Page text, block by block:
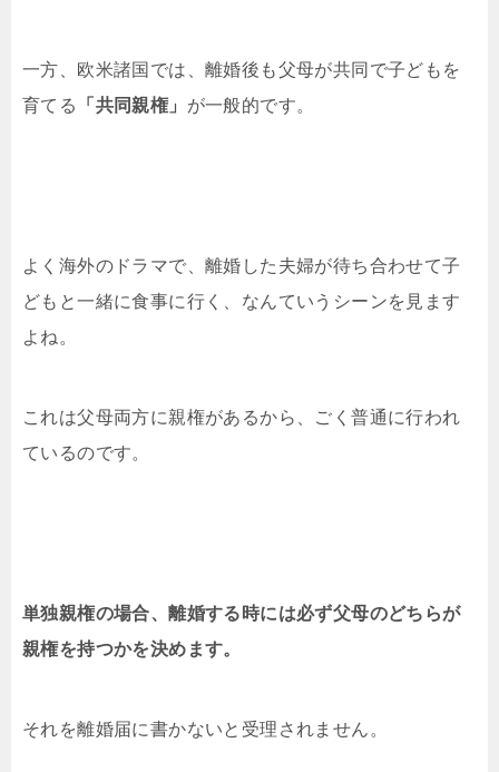
一方、欧米諸国では、離婚後も父母が共同で子どもを
育てる
「共同親権」 が一般的です。
よく海外のドラマで、離婚した夫婦が待ち合わせて子
どもと一緒に食事に行く、なんていうシーンを見ます
よね。
これは父母両方に親権があるから、ごく普通に行われ
ているのです。
単独親権の場合、離婚する時には必ず父母のどちらが
親権を持つかを決めます。
それを離婚届に書かないと受理されません。